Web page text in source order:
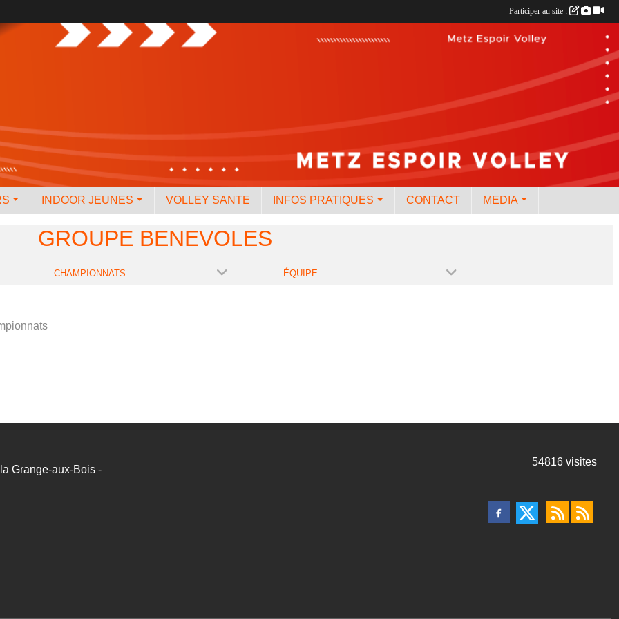
INDOOR JEUNES VOLLEY SANTE INFOS PRATIQUES CONTACT MEDIA
GROUPE BENEVOLES
CHAMPIONNATS ÉQUIPE
Grange-aux-Bois -
54816 visites
Participer au site :